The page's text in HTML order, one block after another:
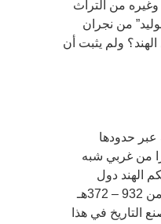
وغيره من التراث
من نجران
ولم يثبت أن
عبر حدودها
كبيرا من غربي شبه
الهند دول
للمسلمين العجم واحدة بعد الأخرى من الغوريين والمماليك ، ثم التيموريين أو المغول فكان عهد الدولة المغولية التي دامت من 932 – 372هـ
التاريخ في هذا